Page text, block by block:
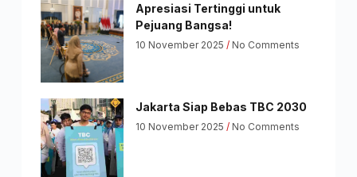
Apresiasi Tertinggi untuk
Pejuang Bangsa!
10 November 2025 No Comments
Jakarta Siap Bebas TBC 2030
10 November 2025 No Comments